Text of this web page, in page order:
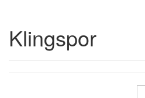
Klingspor